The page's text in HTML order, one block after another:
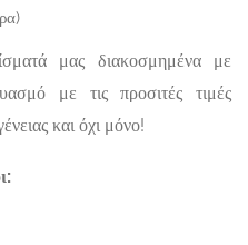
μας διακοσμημένα με
με τις προσιτές τιμές
και όχι μόνο!